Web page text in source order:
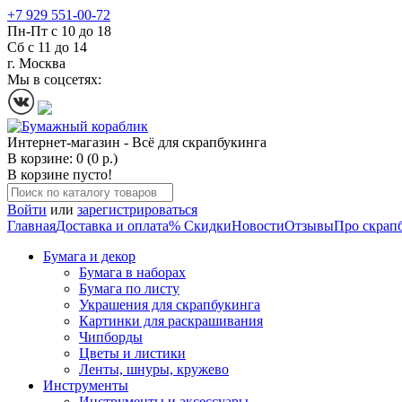
+7 929 551-00-72
Пн-Пт с 10 до 18
Сб с 11 до 14
г. Москва
Мы в соцсетях:
Интернет-магазин - Всё для скрапбукинга
В корзине: 0 (0 р.)
В корзине пусто!
Войти или зарегистрироваться
ГлавнаяДоставка и оплата% СкидкиНовостиОтзывыПро
Бумага и декор
Бумага в наборах
Бумага по листу
Украшения для скрапбукинга
Картинки для раскрашивания
Чипборды
Цветы и листики
Ленты, шнуры, кружево
Инструменты